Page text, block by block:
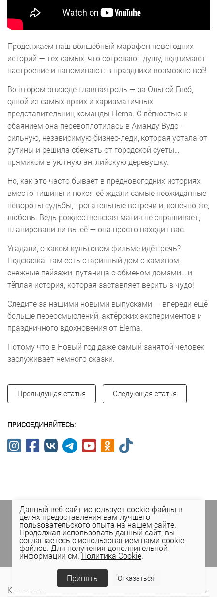
Продолжаем наш волшебный марафон новогодних
историй — тех самых, что согревают душу, поднимают
настроение и напоминают: в праздники возможно всё!
Во втором эпизоде главная роль — за Ольгой Глеб,
одной из самых ярких и харизматичных
представительниц команды Elema. С лёгкостью и
обаянием она перевоплотилась в Аманду Вудс —
сильную, независимую бизнес-леди, которая устала от
рутины и решила сбежать от городской суеты…
прямиком в уютную английскую деревушку.
Но, как это часто бывает в предновогодних историях,
вместо тишины и покоя её ждали самые неожиданные
повороты судьбы, трогательные встречи и, конечно же,
любовь. Ведь рождественская магия не спрашивает,
планировали ли вы её — она просто находит вас.
Угадали, о каком культовом фильме идёт речь?
Подсказка: там есть старинный дом с камином,
снежные пейзажи, путаница с обменом домами… и
тёплая история, которая заставляет верить в чудо!
Следите за нашими новыми выпусками — впереди ещё
больше переосмыслений, актёрских экспериментов и
праздничного вдохновения от Elema.
Потому что в Новый год даже самый занятой человек
заслуживает немного сказки.
Предыдущая статья Следующая статья
ПРИСОЕДИНЯЙТЕСЬ:
Подпишитесь на спецпредложенияв личном
кабинете Elema(email, viber) или
присоединяйтесь к нам в социальных сетях.
Компания
Данный веб-сайт использует cookie-файлы в
целях предоставления вам лучшего
пользовательского опыта на нашем сайте.
Продолжая использовать данный сайт, вы
соглашаетесь с использованием нами cookie-
файлов. Для получения дополнительной
информации см.Политика Cookie.
Принять Отказаться